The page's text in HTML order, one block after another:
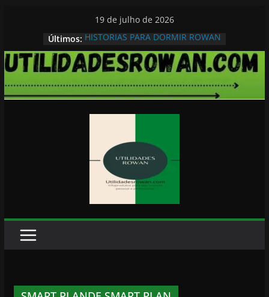
conteúdo
19 de julho de 2026
Últimos: HISTORIAS PARA DORMIR ROWAN